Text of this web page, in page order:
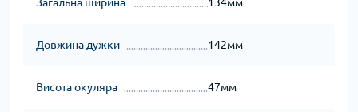
Довжина дужки 142мм
Висота окуляра 47мм